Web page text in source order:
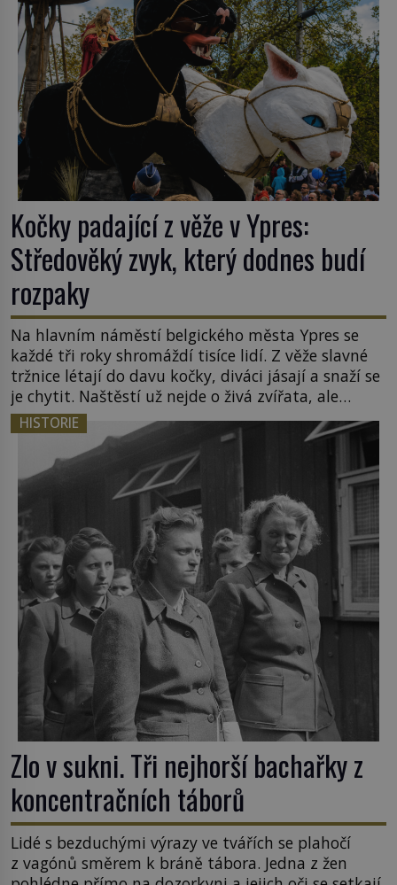
Kočky padající z věže v Ypres:
Středověký zvyk, který dodnes budí
rozpaky
Na hlavním náměstí belgického města Ypres se
každé tři roky shromáždí tisíce lidí. Z věže slavné
tržnice létají do davu kočky, diváci jásají a snaží se
je chytit. Naštěstí už nejde o živá zvířata, ale
jenom o plyšové suvenýry. Kdysi to ale bylo jinak.
Tato veselá podívaná připomíná jeden z
nejpodivnějších a zároveň nejkrutějších zvyků […]
HISTORIE
Zlo v sukni. Tři nejhorší bachařky z
koncentračních táborů
Lidé s bezduchými výrazy ve tvářích se plahočí
z vagónů směrem k bráně tábora. Jedna z žen